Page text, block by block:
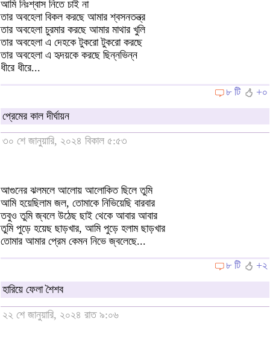
আমি নিঃশ্বাস নিতে চাই না
তার অবহেলা বিকল করছে আমার শ্বসনতন্ত্র
তার অবহেলা চুরমার করছে আমার মাথার খুলি
তার অবহেলা এ দেহকে টুকরো টুকরো করছে
তার অবহেলা এ হৃদয়কে করছে ছিন্নভিন্ন
ধীরে ধীরে...
৮ টি
+০
প্রেমের কাল দীর্ঘায়ন
৩০ শে জানুয়ারি, ২০২৪ বিকাল ৫:৫৩
আগুনের ঝলমলে আলোয় আলোকিত ছিলে তুমি
আমি হয়েছিলাম জল, তোমাকে নিভিয়েছি বারবার
তবুও তুমি জ্বলে উঠেছ ছাই থেকে আবার আবার
তুমি পুড়ে হয়েছ ছাড়খার, আমি পুড়ে হলাম ছাড়খার
তোমার আমার প্রেম কেমন নিভে জ্বলেছে...
৮ টি
+২
হারিয়ে ফেলা শৈশব
২২ শে জানুয়ারি, ২০২৪ রাত ৯:০৬